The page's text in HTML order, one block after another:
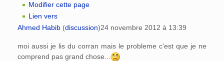
Modifier cette page
Lien vers
Ahmed Habib (discussion)24 novembre 2012 à 13:39
moi aussi je lis du corran mais le probleme c'est que je ne
comprend pas grand chose...